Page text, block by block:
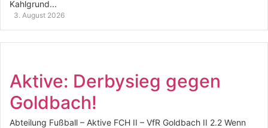
Kahlgrund...
3. August 2026
Aktive: Derbysieg gegen
Goldbach!
Abteilung Fußball – Aktive FCH II – VfR Goldbach II 2.2 Wenn